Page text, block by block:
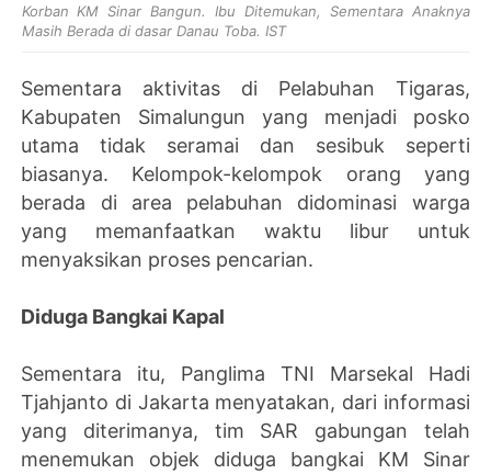
Korban KM Sinar Bangun. Ibu Ditemukan, Sementara Anaknya
Masih Berada di dasar Danau Toba. IST
Sementara aktivitas di Pelabuhan Tigaras,
Kabupaten Simalungun yang menjadi posko
utama tidak seramai dan sesibuk seperti
biasanya. Kelompok-kelompok orang yang
berada di area pelabuhan didominasi warga
yang memanfaatkan waktu libur untuk
menyaksikan proses pencarian.
Diduga Bangkai Kapal
Sementara itu, Panglima TNI Marsekal Hadi
Tjahjanto di Jakarta menyatakan, dari informasi
yang diterimanya, tim SAR gabungan telah
menemukan objek diduga bangkai KM Sinar